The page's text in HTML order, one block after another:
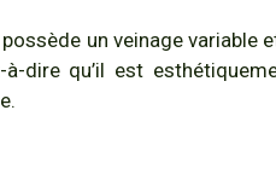
un veinage variable
dire qu’il est